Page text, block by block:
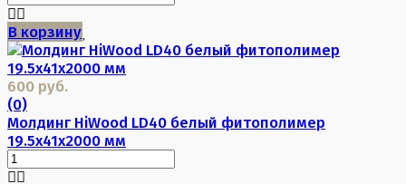
В корзину
600 руб.
(0)
Молдинг HiWood LD40 белый фитополимер
19.5х41х2000 мм